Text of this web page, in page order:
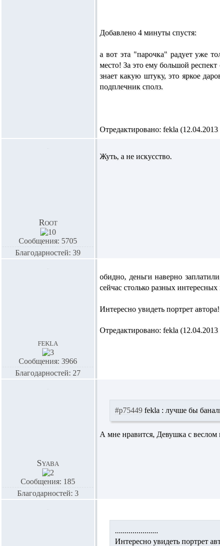
Добавлено 4 минуты спустя:
а вот эта "парочка" радует уже
место! За это ему большой
знает какую штуку, это яркое
подплечник сполз.
Отредактировано: fekla (12.04.2013
Root
Сообщения: 5705
Благодарностей: 39
Жуть, а не искусство.
fekla
Сообщения: 3966
Благодарностей: 27
обидно, деньги наверно
сейчас столько разных
Интересно увидеть портрет
Отредактировано: fekla (12.04.2013
Syaba
Сообщения: 185
Благодарностей: 3
#p75449 fekla : лучше бы
А мне нравится, Девушка с веслом
......................
Интересно увидеть портрет